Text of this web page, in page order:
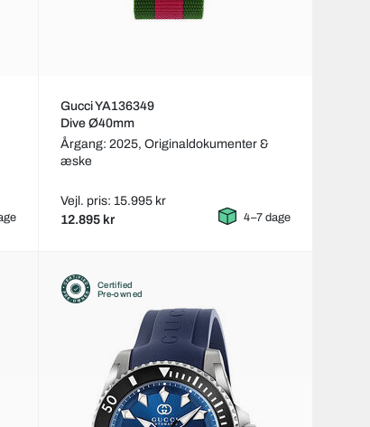
Gucci YA136349
Dive Ø40mm
Årgang: 2025, Originaldokumenter &
æske
Vejl. pris: 15.995 kr
12.895 kr 4–7 dage
Certified
Pre-owned